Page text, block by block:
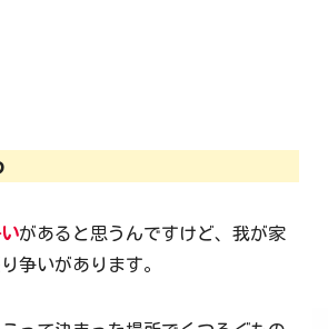
があると思うんですけど、我が家
争いがあります。